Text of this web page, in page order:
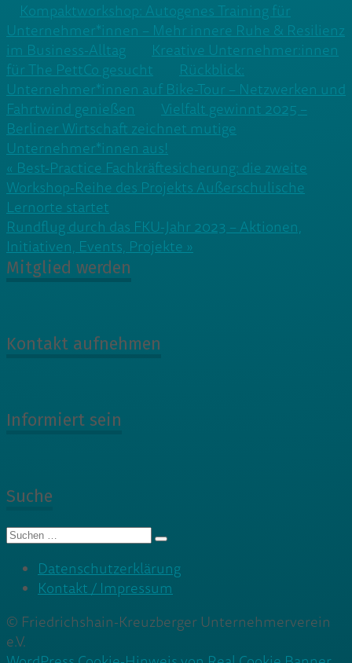
Kompaktworkshop: Autogenes Training für
Unternehmer*innen – Mehr innere Ruhe & Resilienz
im Business-Alltag
Kreative Unternehmer:innen
für The PettCo gesucht
Rückblick:
Unternehmer*innen auf Bike-Tour – Netzwerken und
Fahrtwind genießen
Vielfalt gewinnt 2025 –
Berliner Wirtschaft zeichnet mutige
Unternehmer*innen aus!
Beitragsnavigation
« Best-Practice Fachkräftesicherung: die zweite
Workshop-Reihe des Projekts Außerschulische
Lernorte startet
Rundflug durch das FKU-Jahr 2023 – Aktionen,
Initiativen, Events, Projekte »
Mitglied werden
Kontakt aufnehmen
Informiert sein
Suche
Suche
Datenschutzerklärung
Kontakt / Impressum
© Friedrichshain-Kreuzberger Unternehmerverein
e.V.